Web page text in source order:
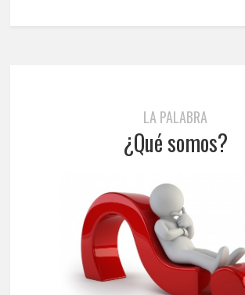
LA PALABRA
¿Qué somos?